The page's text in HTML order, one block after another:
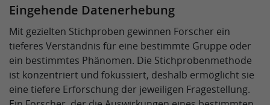
Eingehende Datenerhebung
Mit gezielten Stichproben gewinnen Forscher ein
tieferes Verständnis für eine bestimmte Gruppe oder
ein bestimmtes Phänomen. Die Stichprobenmethode
ist konzentriert und fokussiert, deshalb ermöglicht sie
eine tiefere Erforschung der jeweiligen Fragestellung.